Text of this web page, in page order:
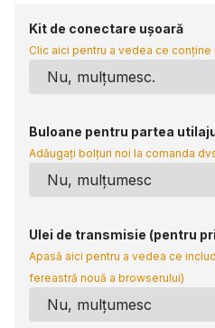
Kit de conectare ușoară
Clic aici pentru a vedea ce
Buloane pentru partea
Adăugați bolțuri noi la comanda
Ulei de transmisie (pentru
Apasă aici pentru a vedea ce
fereastră nouă a browserului)